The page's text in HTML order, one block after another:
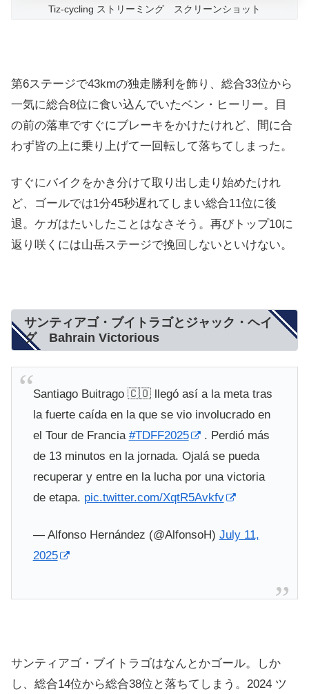
Tiz-cycling ストリーミング スクリーンショット
第6ステージで43kmの独走勝利を飾り、総合33位から
一気に総合8位に食い込んでいたベン・ヒーリー。目
の前の落車ですぐにブレーキをかけたけれど、間に合
わず皆の上に乗り上げて一回転して落ちてしまった。
すぐにバイクをかき分けて取り出し走り始めたけれ
ど、ゴールでは1分45秒遅れてしまい総合11位に後
退。ケガはたいしたことはなさそう。再びトップ10に
返り咲くには山岳ステージで挽回しないといけない。
サンティアゴ・ブイトラゴとジャック・ヘイ
グ Bahrain Victorious
Santiago Buitrago 🇨🇴 llegó así a la meta tras
la fuerte caída en la que se vio involucrado en
el Tour de Francia #TDFF2025
. Perdió más
de 13 minutos en la jornada. Ojalá se pueda
recuperar y entre en la lucha por una victoria
de etapa. pic.twitter.com/XqtR5Avkfv
— Alfonso Hernández (@AlfonsoH) July 11,
2025
サンティアゴ・ブイトラゴはなんとかゴール。しか
し、総合14位から総合38位と落ちてしまう。2024 ツ